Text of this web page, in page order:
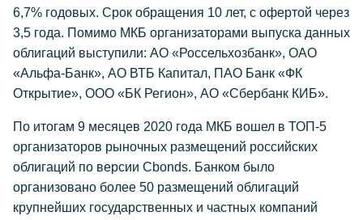
6,7% годовых. Срок обращения 10 лет, с офертой через
3,5 года. Помимо МКБ организаторами выпуска данных
облигаций выступили: АО «Россельхозбанк», ОАО
«Альфа-Банк», АО ВТБ Капитал, ПАО Банк «ФК
Открытие», ООО «БК Регион», АО «Сбербанк КИБ».
По итогам 9 месяцев 2020 года МКБ вошел в ТОП-5
организаторов рыночных размещений российских
облигаций по версии Cbonds. Банком было
организовано более 50 размещений облигаций
крупнейших государственных и частных компаний